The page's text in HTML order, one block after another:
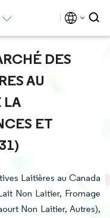
DES
AU
LA
ET
Laitières au Canada
Non Laitier, Fromage
Non Laitier, Autres),